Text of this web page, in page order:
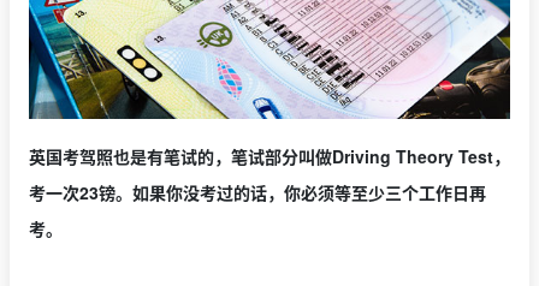
英国考驾照也是有笔试的，笔试部分叫做Driving Theory Test，
考一次23镑。如果你没考过的话，你必须等至少三个工作日再
考。